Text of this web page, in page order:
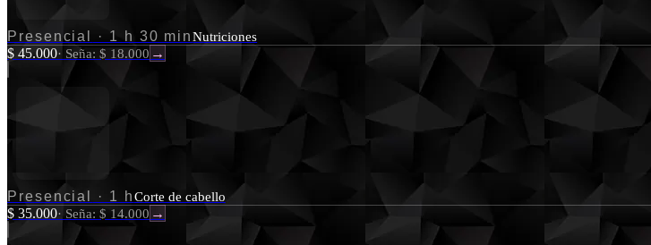
Presencial · 1 h 30 minNutriciones
$ 45.000· Seña: $ 18.000 →
Presencial · 1 hCorte de cabello
$ 35.000· Seña: $ 14.000 →